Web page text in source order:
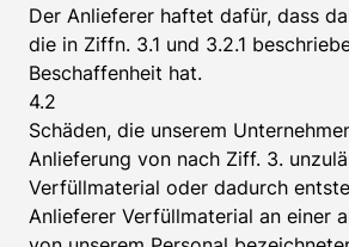
Der Anlieferer haftet dafür, dass
die in Ziffn. 3.1 und 3.2.1
Beschaffenheit hat.
4.2
Schäden, die unserem
Anlieferung von nach Ziff. 3.
Verfüllmaterial oder dadurch
Anlieferer Verfüllmaterial an einer